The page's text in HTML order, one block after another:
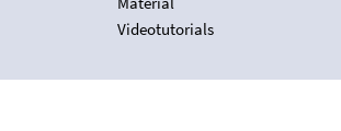
Videotutorials